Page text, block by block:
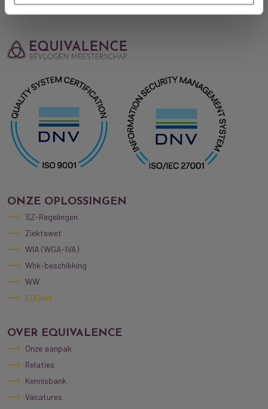
ONZE OPLOSSINGEN
SZ-Regelingen
Ziektewet
WIA (WGA-IVA)
Whk-beschikking
WW
EQUnet
OVER EQUIVALENCE
Onze aanpak
Relaties
Kennisbank
Vacatures